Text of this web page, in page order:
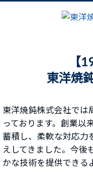
【
東洋焼
東洋焼鈍株式会社では
っております。創業以
蓄積し、柔軟な対応力
えしてきました。今後
かな技術を提供できる